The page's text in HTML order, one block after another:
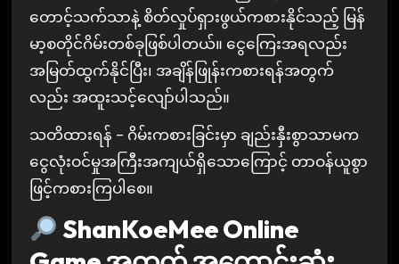
တောင့်သက်သာနဲ့ စိတ်လှုပ်ရှားဖွယ်ကစားနိုင်သည့် မြန်
မာ့စတိုင်ဂိမ်းတစ်ခုဖြစ်ပါတယ်။ ငွေကြေးအရလည်း
အမြတ်ထွက်နိုင်ပြီး၊ အချိန်ဖြုန်းကစားရန်အတွက်
လည်း အထူးသင့်လျော်ပါသည်။
သတိထားရန် – ဂိမ်းကစားခြင်းမှာ ချည်းနှီးစွာသာမက
ငွေလုံးဝင်မှုအကြီးအကျယ်ရှိသောကြောင့် တာဝန်ယူစွာ
ဖြင့်ကစားကြပါစေ။
ShanKoeMee Online